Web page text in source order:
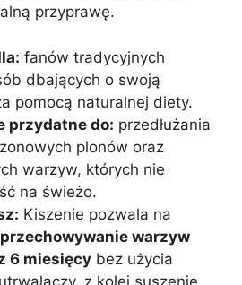
przyprawę.
fanów tradycyjnych
dbających o swoją
pomocą naturalnej diety.
przydatne do: przedłużania
plonów oraz
warzyw, których nie
na świeżo.
Kiszenie pozwala na
przechowywanie warzyw
6 miesięcy bez użycia
z kolei suszenie